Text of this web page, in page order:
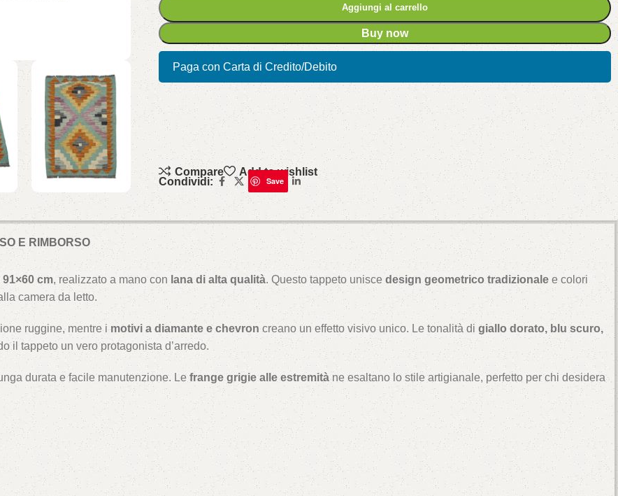
Aggiungi al carrello
Buy now
Paga con Carta di Credito/Debito
Compare
Add to wishlist
Condividi:
Save
E RIMBORSO
cm, realizzato a mano con lana di alta qualità. Questo tappeto unisce design geometrico tradizionale e colori
camera da letto.
ruggine, mentre imotivi a diamante e chevroncreano un effetto visivo unico. Le tonalità di giallo dorato, blu scuro,
il tappeto un vero protagonista d’arredo.
durata e facile manutenzione. Le frange grigie alle estremitàne esaltano lo stile artigianale, perfetto per chi desidera